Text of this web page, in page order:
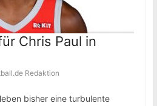
Chris Paul in
Redaktion
bisher eine turbulente